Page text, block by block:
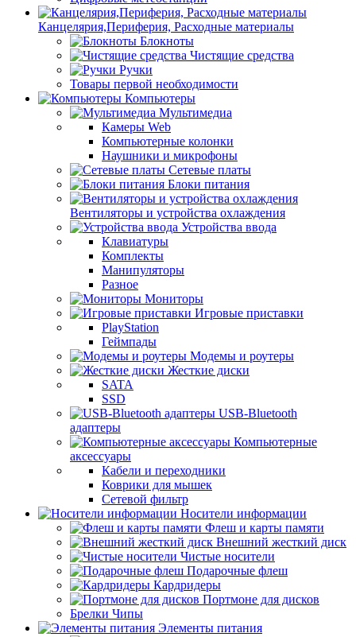
Канцелярия,Периферия, Расходные материалы
Блокноты
Чистящие средства
Ручки
Товары первой необходимости
Компьютеры
Мультимедиа
Камеры Web
Компьютерные колонки
Наушники и микрофоны
Сетевые платы
Блоки питания
Вентиляторы и устройства охлаждения
Устройства ввода
Клавиатуры
Комплекты
Манипуляторы
Разное
Мониторы
Игровые приставки
PlayStation
Геймпады
Модемы и роутеры
Жесткие диски
SATA
SSD
USB-Bluetooth
адаптеры
Компьютерные
аксессуары
Кабели и переходники
Коврики для мышек
Сетевой фильтр
Носители информации
Флеш и карты памяти
Внешний жесткий диск
Чистые носители
Подарочные флеш
Кардридеры
Портмоне для дисков
Брелки Чипы
Элементы питания